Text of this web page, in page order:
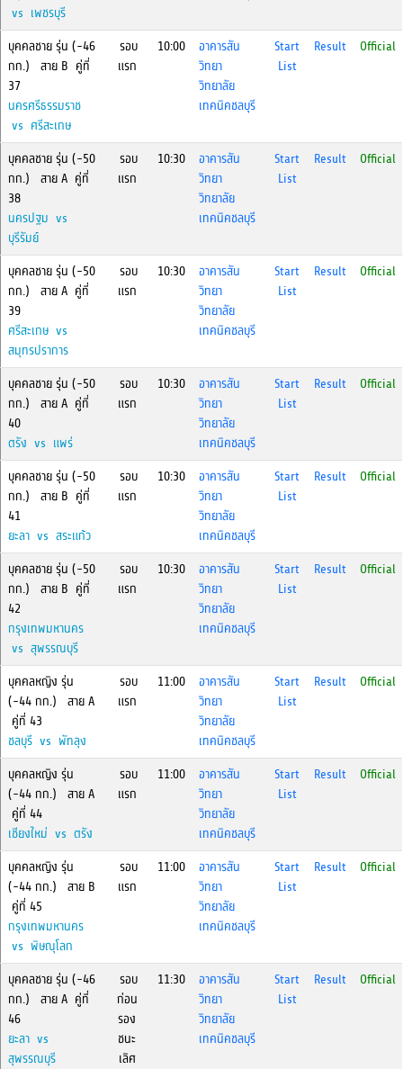
vs เพชรบุรี
บุคคลชาย รุ่น (-46
กก.) สาย B คู่ที่
37
นครศรีธรรมราช
vs ศรีสะเกษ
รอบ
แรก
10:00
อาคารสัน
วิทยา
วิทยาลัย
เทคนิคชลบุรี
Start
List
Result Official
บุคคลชาย รุ่น (-50
กก.) สาย A คู่ที่
38
นครปฐม vs
บุรีรัมย์
รอบ
แรก
10:30
อาคารสัน
วิทยา
วิทยาลัย
เทคนิคชลบุรี
Start
List
Result Official
บุคคลชาย รุ่น (-50
กก.) สาย A คู่ที่
39
ศรีสะเกษ vs
สมุทรปราการ
รอบ
แรก
10:30
อาคารสัน
วิทยา
วิทยาลัย
เทคนิคชลบุรี
Start
List
Result Official
บุคคลชาย รุ่น (-50
กก.) สาย A คู่ที่
40
ตรัง vs แพร่
รอบ
แรก
10:30
อาคารสัน
วิทยา
วิทยาลัย
เทคนิคชลบุรี
Start
List
Result Official
บุคคลชาย รุ่น (-50
กก.) สาย B คู่ที่
41
ยะลา vs สระแก้ว
รอบ
แรก
10:30
อาคารสัน
วิทยา
วิทยาลัย
เทคนิคชลบุรี
Start
List
Result Official
บุคคลชาย รุ่น (-50
กก.) สาย B คู่ที่
42
กรุงเทพมหานคร
vs สุพรรณบุรี
รอบ
แรก
10:30
อาคารสัน
วิทยา
วิทยาลัย
เทคนิคชลบุรี
Start
List
Result Official
บุคคลหญิง รุ่น
(-44 กก.) สาย A
คู่ที่ 43
ชลบุรี vs พัทลุง
รอบ
แรก
11:00
อาคารสัน
วิทยา
วิทยาลัย
เทคนิคชลบุรี
Start
List
Result Official
บุคคลหญิง รุ่น
(-44 กก.) สาย A
คู่ที่ 44
เชียงใหม่ vs ตรัง
รอบ
แรก
11:00
อาคารสัน
วิทยา
วิทยาลัย
เทคนิคชลบุรี
Start
List
Result Official
บุคคลหญิง รุ่น
(-44 กก.) สาย B
คู่ที่ 45
กรุงเทพมหานคร
vs พิษณุโลก
รอบ
แรก
11:00
อาคารสัน
วิทยา
วิทยาลัย
เทคนิคชลบุรี
Start
List
Result Official
บุคคลชาย รุ่น (-46
กก.) สาย A คู่ที่
46
ยะลา vs
สุพรรณบุรี
รอบ
ก่อน
รอง
ชนะ
เลิศ
11:30
อาคารสัน
วิทยา
วิทยาลัย
เทคนิคชลบุรี
Start
List
Result Official